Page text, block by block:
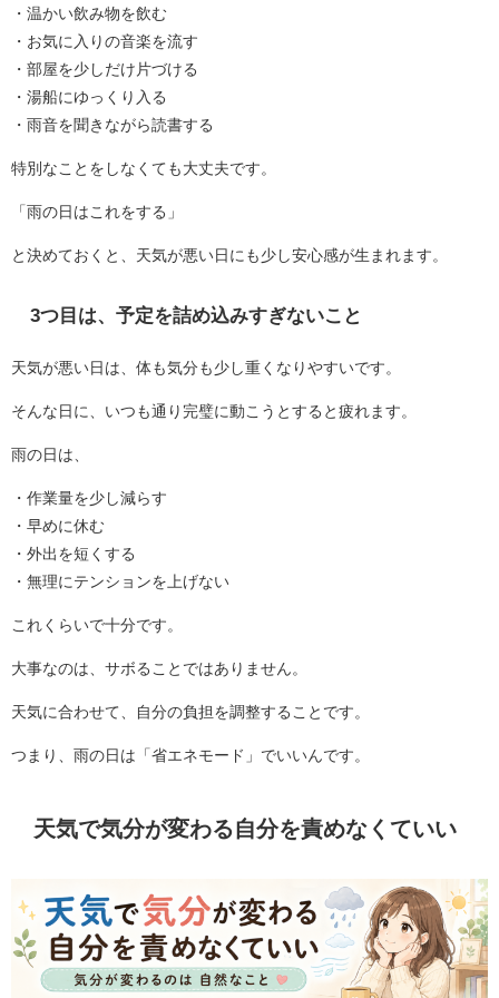
・温かい飲み物を飲む
・お気に入りの音楽を流す
・部屋を少しだけ片づける
・湯船にゆっくり入る
・雨音を聞きながら読書する
特別なことをしなくても大丈夫です。
「雨の日はこれをする」
と決めておくと、天気が悪い日にも少し安心感が生まれます。
3つ目は、予定を詰め込みすぎないこと
天気が悪い日は、体も気分も少し重くなりやすいです。
そんな日に、いつも通り完璧に動こうとすると疲れます。
雨の日は、
・作業量を少し減らす
・早めに休む
・外出を短くする
・無理にテンションを上げない
これくらいで十分です。
大事なのは、サボることではありません。
天気に合わせて、自分の負担を調整することです。
つまり、雨の日は「省エネモード」でいいんです。
天気で気分が変わる自分を責めなくていい